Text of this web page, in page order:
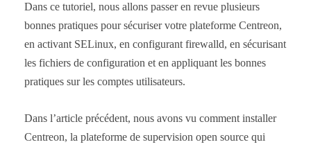
Dans ce tutoriel, nous allons passer en revue plusieurs
bonnes pratiques pour sécuriser votre plateforme Centreon,
en activant SELinux, en configurant firewalld, en sécurisant
les fichiers de configuration et en appliquant les bonnes
pratiques sur les comptes utilisateurs.
Dans l’article précédent, nous avons vu comment installer
Centreon, la plateforme de supervision open source qui